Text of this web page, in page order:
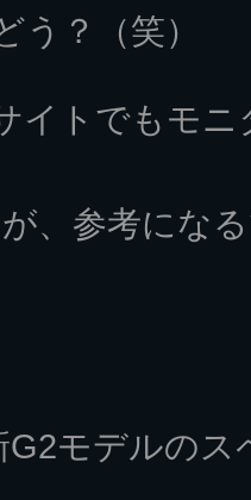
う？（笑）
イトでもモ
、参考にな
G2モデルの